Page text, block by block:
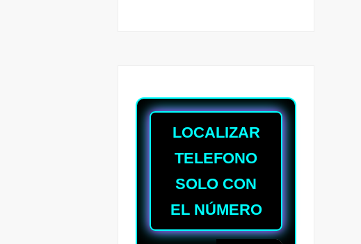
LOCALIZAR
TELEFONO
SOLO CON
EL NÚMERO